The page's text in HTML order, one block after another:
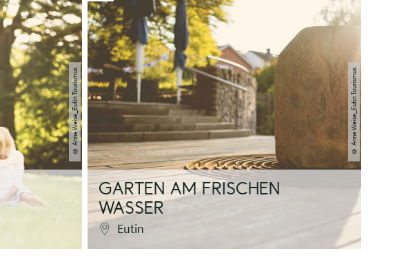
©
Anne Weise_Eutin Tourismus
GARTEN AM FRISCHEN
WASSER
Eutin
©
Anne Weise_Eutin Tourismus